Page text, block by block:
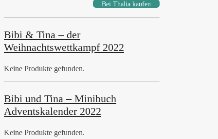
Bei Thalia kaufen
Bibi & Tina – der
Weihnachtswettkampf 2022
Keine Produkte gefunden.
Bibi und Tina – Minibuch
Adventskalender 2022
Keine Produkte gefunden.